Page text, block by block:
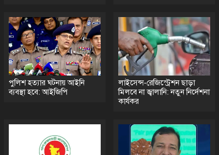
পুলিশ হত্যার ঘটনায় আইনি
ব্যবস্থা হবে: আইজিপি
লাইসেন্স-রেজিস্ট্রেশন ছাড়া
মিলবে না জ্বালানি: নতুন নির্দেশনা
কার্যকর